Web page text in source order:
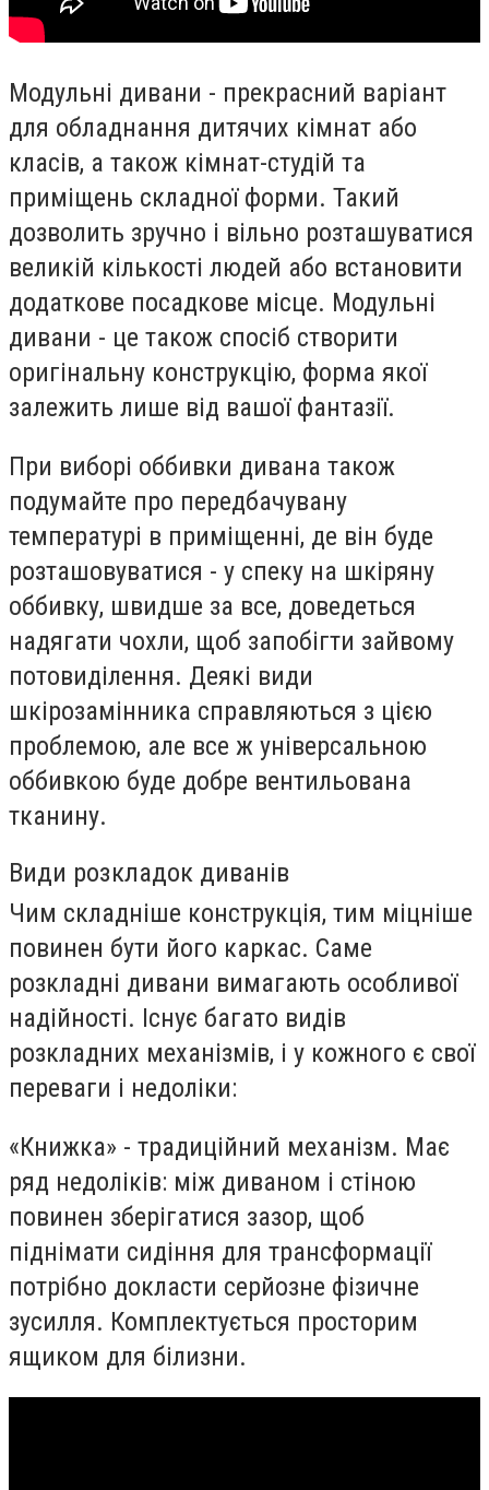
Модульні дивани - прекрасний варіант
для обладнання дитячих кімнат або
класів, а також кімнат-студій та
приміщень складної форми. Такий
дозволить зручно і вільно розташуватися
великій кількості людей або встановити
додаткове посадкове місце. Модульні
дивани - це також спосіб створити
оригінальну конструкцію, форма якої
залежить лише від вашої фантазії.
При виборі оббивки дивана також
подумайте про передбачувану
температурі в приміщенні, де він буде
розташовуватися - у спеку на шкіряну
оббивку, швидше за все, доведеться
надягати чохли, щоб запобігти зайвому
потовиділення. Деякі види
шкірозамінника справляються з цією
проблемою, але все ж універсальною
оббивкою буде добре вентильована
тканину.
Види розкладок диванів
Чим складніше конструкція, тим міцніше
повинен бути його каркас. Саме
розкладні дивани вимагають особливої
надійності. Існує багато видів
розкладних механізмів, і у кожного є свої
переваги і недоліки:
«Книжка» - традиційний механізм. Має
ряд недоліків: між диваном і стіною
повинен зберігатися зазор, щоб
піднімати сидіння для трансформації
потрібно докласти серйозне фізичне
зусилля. Комплектується просторим
ящиком для білизни.